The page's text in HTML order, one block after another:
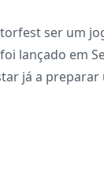
ser um
lançado em
já a preparar
procura de um